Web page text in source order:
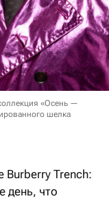
«Осень —
шелка
Burberry Trench:
день, что